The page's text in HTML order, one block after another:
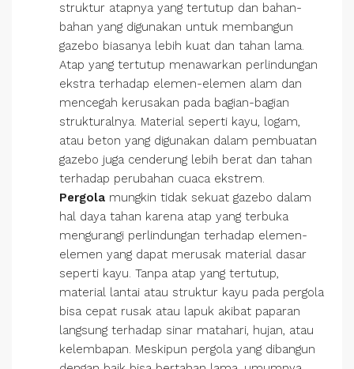
struktur atapnya yang tertutup dan bahan-
bahan yang digunakan untuk membangun
gazebo biasanya lebih kuat dan tahan lama.
Atap yang tertutup menawarkan perlindungan
ekstra terhadap elemen-elemen alam dan
mencegah kerusakan pada bagian-bagian
strukturalnya. Material seperti kayu, logam,
atau beton yang digunakan dalam pembuatan
gazebo juga cenderung lebih berat dan tahan
terhadap perubahan cuaca ekstrem.
Pergola mungkin tidak sekuat gazebo dalam
hal daya tahan karena atap yang terbuka
mengurangi perlindungan terhadap elemen-
elemen yang dapat merusak material dasar
seperti kayu. Tanpa atap yang tertutup,
material lantai atau struktur kayu pada pergola
bisa cepat rusak atau lapuk akibat paparan
langsung terhadap sinar matahari, hujan, atau
kelembapan. Meskipun pergola yang dibangun